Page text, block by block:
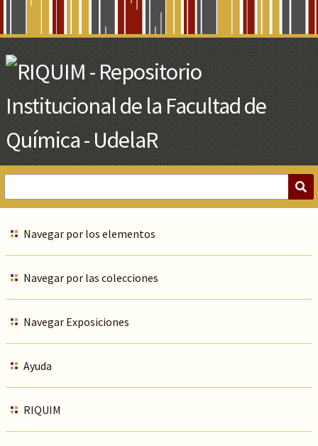
Main
Content
Navegar por los elementos
Navegar por las colecciones
Navegar Exposiciones
Ayuda
RIQUIM